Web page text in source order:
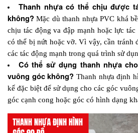
Thanh nhựa có thể chịu được
không? Mặc dù thanh nhựa PVC khá
chịu tác động va đập mạnh hoặc lực
có thể bị nứt hoặc vỡ. Vì vậy, cần tránh
các tác động mạnh trong quá trình sử
Có thể sử dụng thanh nhựa
vuông góc không? Thanh nhựa định
kế đặc biệt để sử dụng cho các góc
góc cạnh cong hoặc góc có hình dạng